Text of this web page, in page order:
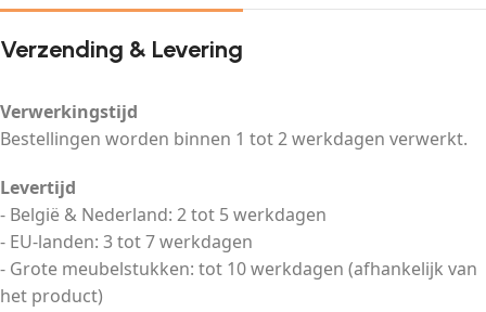
Verzending & Levering
Verwerkingstijd
Bestellingen worden binnen 1 tot 2 werkdagen verwerkt.
Levertijd
- België & Nederland: 2 tot 5 werkdagen
- EU-landen: 3 tot 7 werkdagen
- Grote meubelstukken: tot 10 werkdagen (afhankelijk van
het product)